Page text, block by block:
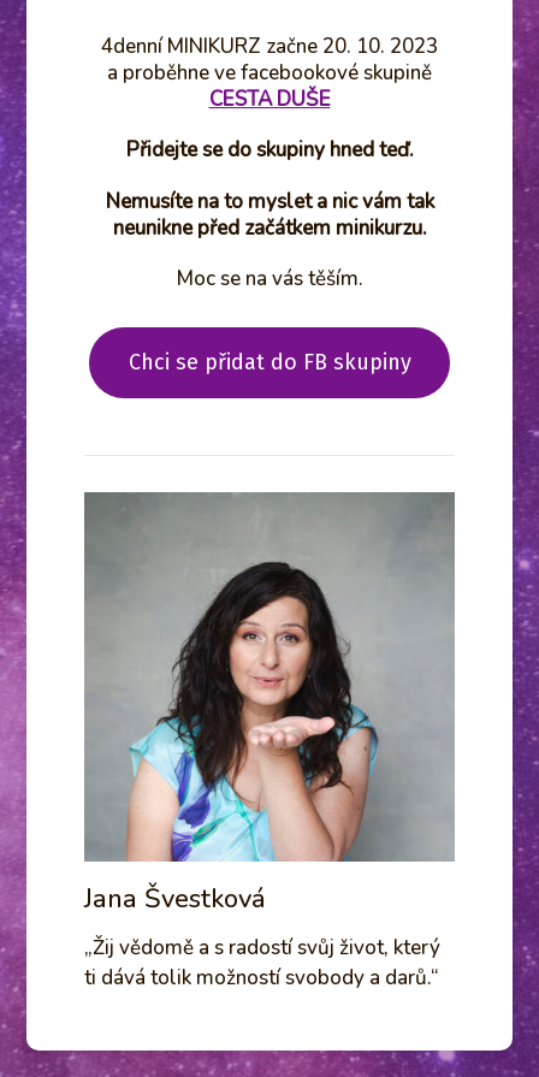
4denní MINIKURZ začne 20. 10. 2023
a proběhne ve facebookové skupině
CESTA DUŠE
Přidejte se do skupiny hned teď.
Nemusíte na to myslet a nic vám tak
neunikne před začátkem minikurzu.
Moc se na vás těším.
Chci se přidat do FB skupiny
Jana Švestková
„Žij vědomě a s radostí svůj život, který
ti dává tolik možností svobody a darů.“